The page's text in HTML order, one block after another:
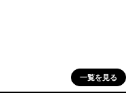
一覧を見る